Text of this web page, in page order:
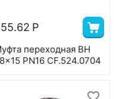
Р
переходная ВН
PN16 CF.524.0704